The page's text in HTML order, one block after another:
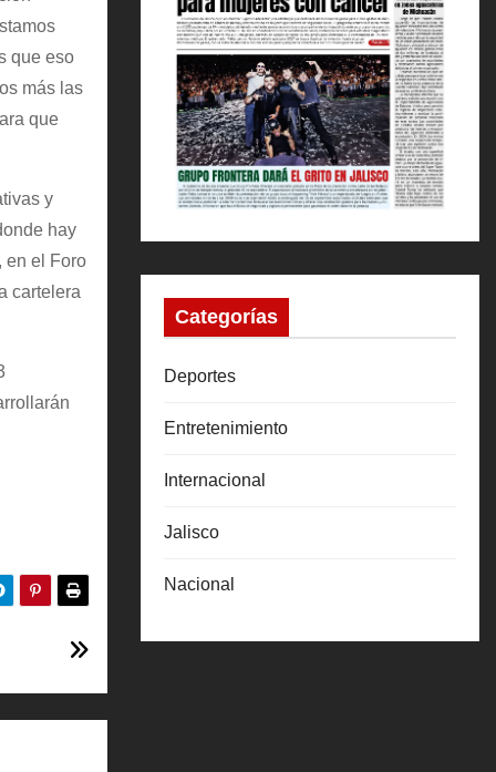
que eso
más las
que
y
hay
en el Foro
cartelera
Categorías
Deportes
Entretenimiento
Internacional
Jalisco
Nacional